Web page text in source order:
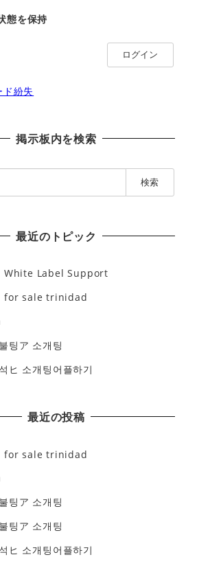
態を保持
ログイン
紛失
掲示板内を検索
最近のトピック
White Label Support
for sale trinidad
팅ア 소개팅
ヒ 소개팅어플하기
最近の投稿
for sale trinidad
팅ア 소개팅
팅ア 소개팅
ヒ 소개팅어플하기